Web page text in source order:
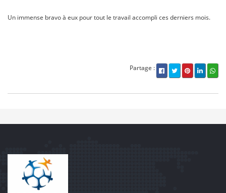
Un immense bravo à eux pour tout le travail accompli ces derniers mois.
Partage :